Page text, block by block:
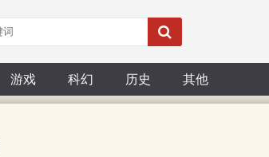
游戏 科幻 历史 其他